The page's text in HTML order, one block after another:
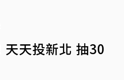
天投新北 抽30